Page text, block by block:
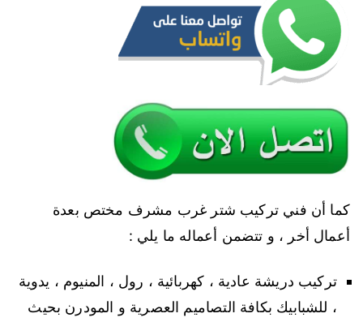
كما أن فني تركيب شتر غرب مشرف مختص بعدة
أعمال أخر ، و تتضمن أعماله ما يلي :
تركيب دريشة عادية ، كهربائية ، رول ، المنيوم ، يدوية
، للشبابيك بكافة التصاميم العصرية و المودرن بحيث